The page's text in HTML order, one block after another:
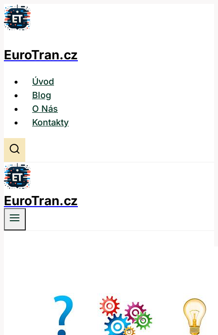
Přeskočit
na
EuroTran.cz
Úvod
Blog
O Nás
Kontakty
EuroTran.cz